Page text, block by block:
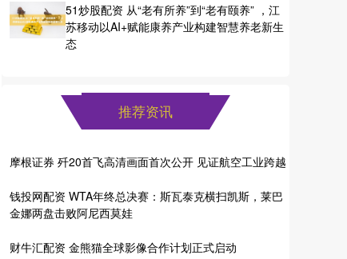
51炒股配资 从“老有所养”到“老有颐养” ，江
苏移动以AI+赋能康养产业构建智慧养老新生
态
推荐资讯
摩根证券 歼20首飞高清画面首次公开 见证航空工业跨越
钱投网配资 WTA年终总决赛：斯瓦泰克横扫凯斯，莱巴
金娜两盘击败阿尼西莫娃
财牛汇配资 金熊猫全球影像合作计划正式启动